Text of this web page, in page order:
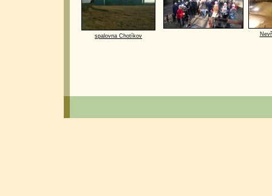
spalovna Chotíkov